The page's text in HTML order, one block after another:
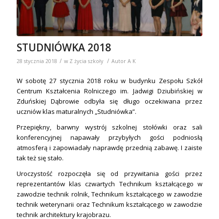
STUDNIÓWKA 2018
28 stycznia 2018 / w Z życia szkoły / Autor A K
W sobotę 27 stycznia 2018 roku w budynku Zespołu Szkół
Centrum Kształcenia Rolniczego im. Jadwigi Dziubińskiej w
Zduńskiej Dąbrowie odbyła się długo oczekiwana przez
uczniów klas maturalnych „Studniówka”.
Przepiękny, barwny wystrój szkolnej stołówki oraz sali
konferencyjnej napawały przybyłych gości podniosłą
atmosferą i zapowiadały naprawdę przednią zabawę. I zaiste
tak też się stało.
Uroczystość rozpoczęła się od przywitania gości przez
reprezentantów klas czwartych Technikum kształcącego w
zawodzie technik rolnik, Technikum kształcącego w zawodzie
technik weterynarii oraz Technikum kształcącego w zawodzie
technik architektury krajobrazu.